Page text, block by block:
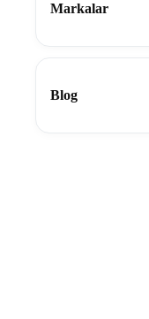
Markalar
Blog